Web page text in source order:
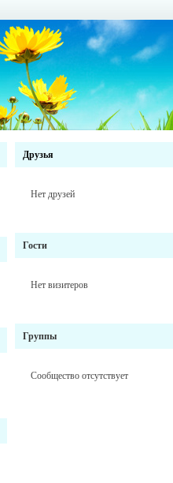
Друзья
Нет друзей
Гости
Нет визитеров
Группы
Сообщество отсутствует